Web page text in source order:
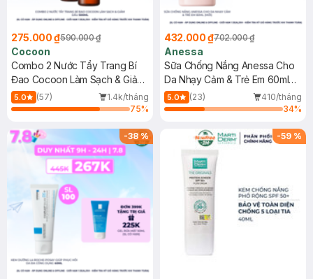
275.000 ₫590.000 ₫
Cocoon
Combo 2 Nước Tẩy Trang Bí
Đao Cocoon Làm Sạch & Giảm
Dầu 500ml
5.0 (57)
1.4k/tháng
75%
432.000 ₫702.000 ₫
Anessa
Sữa Chống Nắng Anessa Cho
Da Nhạy Cảm & Trẻ Em 60ml
(Mới)
5.0 (23)
410/tháng
34%
-38% -59 %